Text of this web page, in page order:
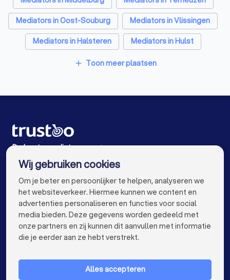
Mediators in Oost-Souburg
Mediators in Vlissingen
Mediators in Halsteren
Mediators in Hulst
Mediators in Amsterdam
Mediators in Rotterdam
Mediators in Groningen
Mediators in Breda
Mediators in Nijmegen
Mediators in Enschede
Mediators in Arnhem
Mediators in Amersfoort
Mediators in Apeldoorn
Mediators in Den Bosch
Mediators in Maastricht
Mediators in Leiden
Mediators bij jou in de buurt
add Toon meer plaatsen
De beste mediators voor jou
VOOR PARTICULIEREN keyboard_arrow_down
Wij gebruiken cookies
Om je beter en persoonlijker te helpen, analyseren we
het websiteverkeer. Hiermee kunnen we content en
advertenties personaliseren en functies voor social
media bieden. Deze gegevens worden gedeeld met
onze partners en zij kunnen dit aanvullen met informatie
die je eerder aan ze hebt verstrekt.
Alles accepteren